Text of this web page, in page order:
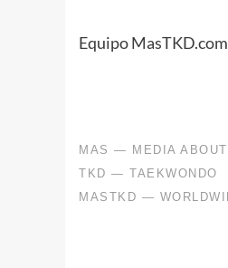
Equipo MasTKD.com